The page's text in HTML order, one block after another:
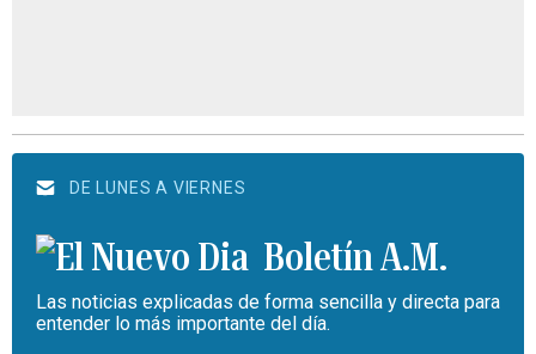
DE LUNES A VIERNES
Boletín A.M.
Las noticias explicadas de forma sencilla y directa para
entender lo más importante del día.